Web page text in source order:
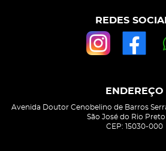
REDES
ENDEREÇO
Avenida Doutor Cenobelino de Barros
São José do Rio Preto
CEP: 15030-000